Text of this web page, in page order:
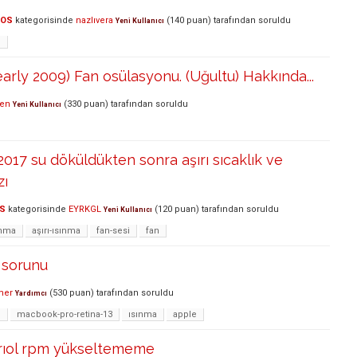
kategorisinde nazlıvera Yeni Kullanıcı (140 puan) tarafından soruldu
2009) Fan osülasyonu. (Uğultu) Hakkında...
Yeni Kullanıcı (330 puan) tarafından soruldu
su döküldükten sonra aşırı sıcaklık ve
kategorisinde EYRKGL Yeni Kullanıcı (120 puan) tarafından soruldu
aşırı-ısınma fan-sesi fan
Yardımcı (530 puan) tarafından soruldu
macbook-pro-retina-13 ısınma apple
rpm yükseltememe